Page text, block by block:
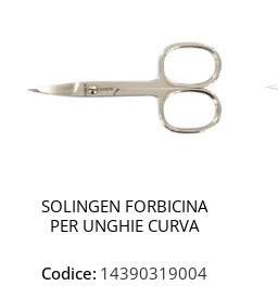
SOLINGEN FORBICINA
PER UNGHIE CURVA
Codice: 14390319004